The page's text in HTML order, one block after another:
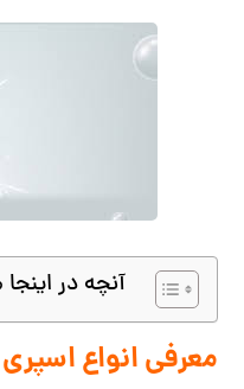
آنچه در
معرفی انواع